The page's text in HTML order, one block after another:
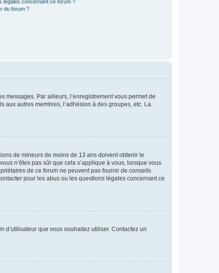
légales concernant ce forum ?
du forum ?
messages. Par ailleurs, l’enregistrement vous permet de
autres membres, l’adhésion à des groupes, etc. La
de mineurs de moins de 13 ans doivent obtenir le
n’êtes pas sûr que cela s’applique à vous, lorsque vous
de ce forum ne peuvent pas fournir de conseils
pour les abus ou les questions légales concernant ce
d’utilisateur que vous souhaitez utiliser. Contactez un